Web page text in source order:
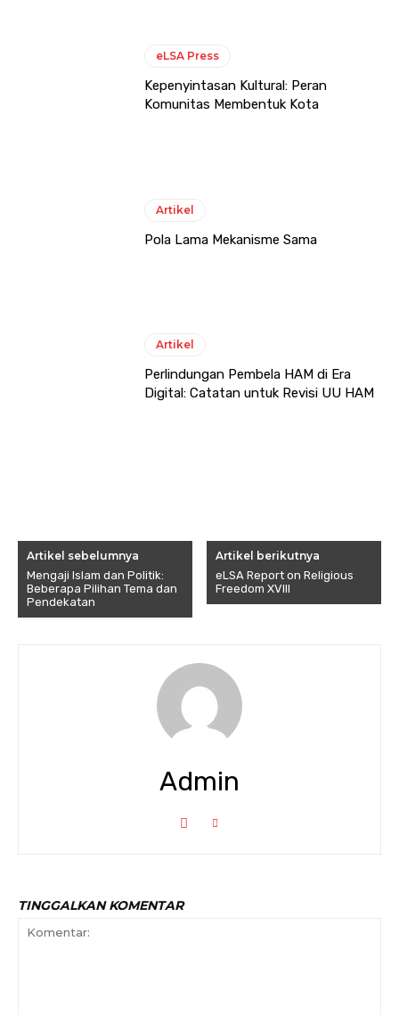
eLSA Press
Kepenyintasan Kultural: Peran
Komunitas Membentuk Kota
Artikel
Pola Lama Mekanisme Sama
Artikel
Perlindungan Pembela HAM di Era
Digital: Catatan untuk Revisi UU HAM
Artikel sebelumnya
Mengaji Islam dan Politik:
Beberapa Pilihan Tema dan
Pendekatan
Artikel berikutnya
eLSA Report on Religious
Freedom XVIII
Admin
TINGGALKAN KOMENTAR